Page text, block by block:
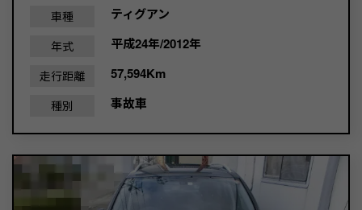
車種 ティグアン
年式 平成24年/2012年
走行距離 57,594Km
種別 事故車